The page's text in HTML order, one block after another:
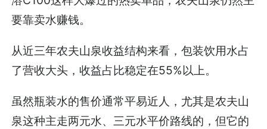
要靠卖水赚钱。
从近三年农夫山泉收益结构来看，包装饮用水占
了营收大头，收益占比稳定在55%以上。
虽然瓶装水的售价通常平易近人，尤其是农夫山
泉这种主走两元水、三元水平价路线的，但它的